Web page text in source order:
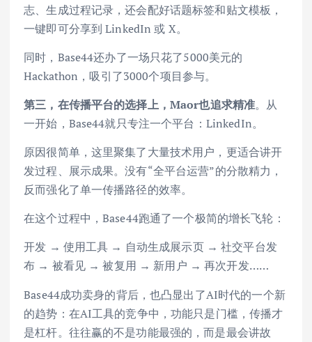
志、生成过程记录，还会配好话题标签和贴文模板，
一键即可分享到 LinkedIn 或 X。
同时，Base44还办了一场只花了5000美元的
Hackathon，吸引了3000个项目参与。
第三，在传播平台的选择上，Maor也追求精准。从
一开始，Base44就只专注一个平台：LinkedIn。
原因很简单，这里聚集了大量技术用户，更适合讲开
发过程、展示成果。没有“全平台运营”的分散精力，
反而强化了单一传播路径的效率。
在这个过程中，Base44跑通了一个极简的增长飞轮：
开发 → 使用工具 → 自动生成展示页 → 社交平台发
布 → 被看见 → 被复用 → 新用户 → 再次开发……
Base44成功卖身的背后，也凸显出了AI时代的一个新
的趋势：在AI工具的竞争中，功能只是门槛，传播才
是杠杆。往往赢的不是功能最强的，而是最会讲故